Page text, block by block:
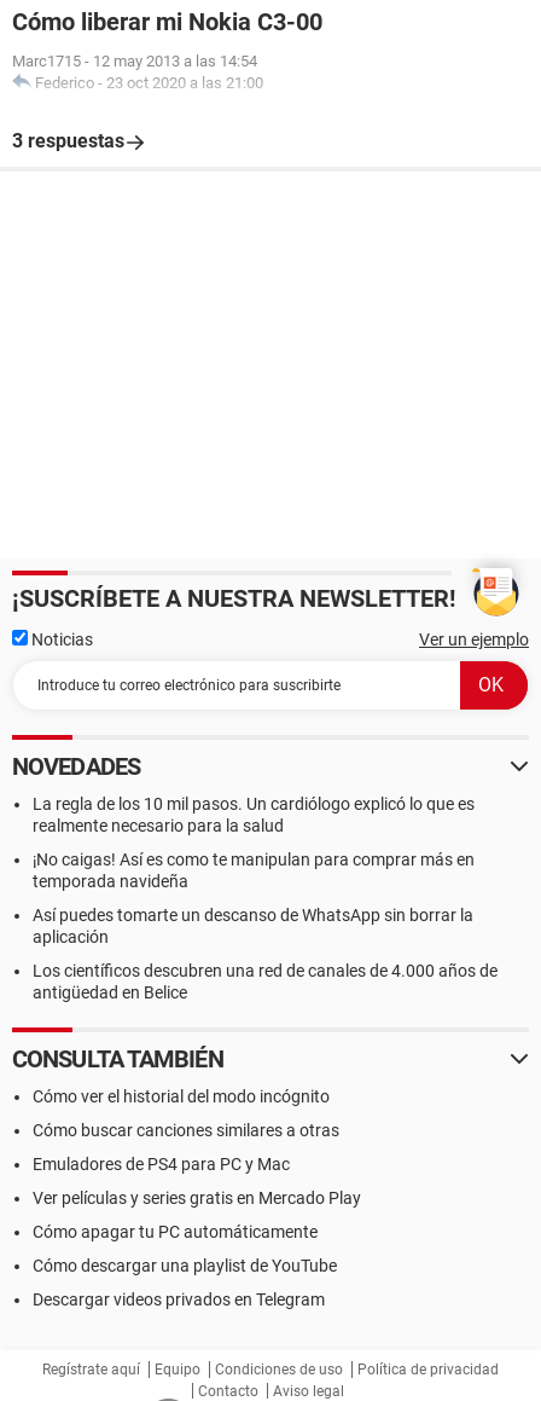
Cómo liberar mi Nokia C3-00
Marc1715 - 12 may 2013 a las 14:54
Federico - 23 oct 2020 a las 21:00
3 respuestas
¡SUSCRÍBETE A NUESTRA NEWSLETTER!
Noticias Ver un ejemplo
NOVEDADES
La regla de los 10 mil pasos. Un cardiólogo explicó lo que es
realmente necesario para la salud
¡No caigas! Así es como te manipulan para comprar más en
temporada navideña
Así puedes tomarte un descanso de WhatsApp sin borrar la
aplicación
Los científicos descubren una red de canales de 4.000 años de
antigüedad en Belice
CONSULTA TAMBIÉN
Cómo ver el historial del modo incógnito
Cómo buscar canciones similares a otras
Emuladores de PS4 para PC y Mac
Ver películas y series gratis en Mercado Play
Cómo apagar tu PC automáticamente
Cómo descargar una playlist de YouTube
Descargar videos privados en Telegram
Regístrate aquí Equipo Condiciones de uso
Política de privacidad
Contacto
Aviso legal